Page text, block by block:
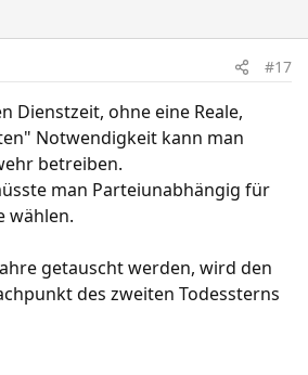
#17
Dienstzeit, ohne eine Reale,
Notwendigkeit kann man
betreiben.
man Parteiunabhängig für
wählen.
getauscht werden, wird den
des zweiten Todessterns